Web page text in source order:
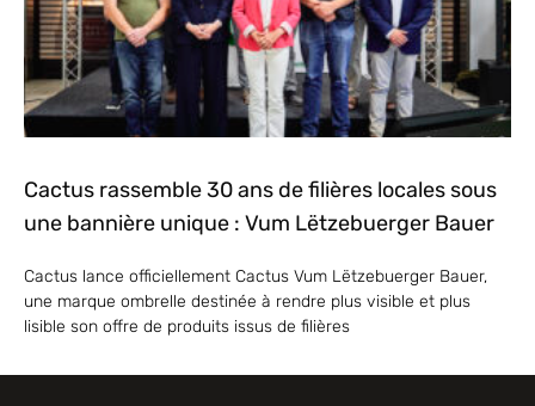
Cactus rassemble 30 ans de filières locales sous
une bannière unique : Vum Lëtzebuerger Bauer
Cactus lance officiellement Cactus Vum Lëtzebuerger Bauer,
une marque ombrelle destinée à rendre plus visible et plus
lisible son offre de produits issus de filières